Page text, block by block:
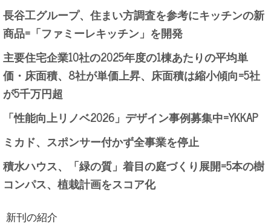
長谷工グループ、住まい方調査を参考にキッチンの新
商品=「ファミーレキッチン」を開発
主要住宅企業10社の2025年度の1棟あたりの平均単
価・床面積、8社が単価上昇、床面積は縮小傾向=5社
が5千万円超
「性能向上リノベ2026」デザイン事例募集中=YKKAP
ミカド、スポンサー付かず全事業を停止
積水ハウス、「緑の質」着目の庭づくり展開=5本の樹
コンパス、植栽計画をスコア化
新刊の紹介